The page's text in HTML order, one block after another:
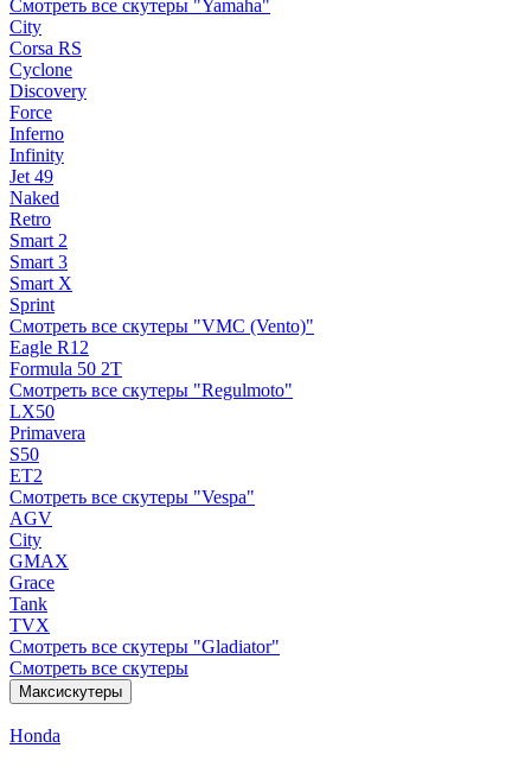
Смотреть все скутеры "Yamaha"
City
Corsa RS
Cyclone
Discovery
Force
Inferno
Infinity
Jet 49
Naked
Retro
Smart 2
Smart 3
Smart X
Sprint
Смотреть все скутеры "VMC (Vento)"
Eagle R12
Formula 50 2Т
Смотреть все скутеры "Regulmoto"
LX50
Primavera
S50
ET2
Смотреть все скутеры "Vespa"
AGV
City
GMAX
Grace
Tank
TVX
Смотреть все скутеры "Gladiator"
Смотреть все скутеры
Максискутеры
Honda